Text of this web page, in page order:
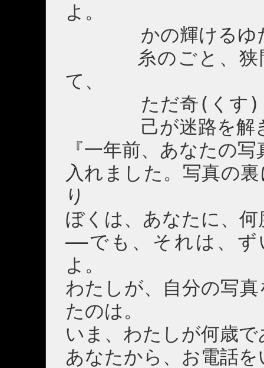
よ。
かの輝けるゆた
糸のごと、狭間
て、
ただ奇(くす)し
己が迷路を解き
『一年前、あなたの
入れました。写真の
り
ぼくは、あなたに、
――でも、それは、
よ。
わたしが、自分の写
たのは。
いま、わたしが何歳
あなたから、お電話